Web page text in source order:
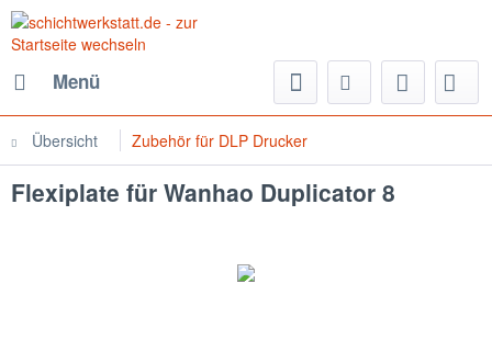
Menü
Übersicht Zubehör für DLP Drucker
Flexiplate für Wanhao Duplicator 8